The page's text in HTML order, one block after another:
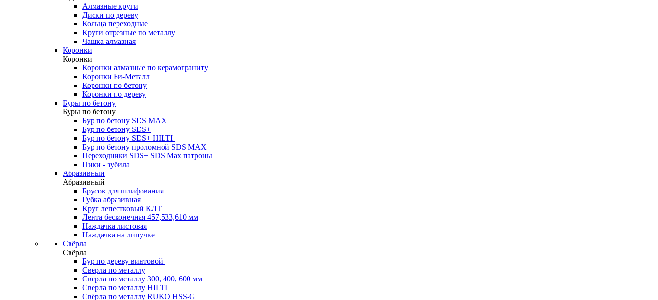
Алмазные круги
Диски по дереву
Кольца переходные
Круги отрезные по металлу
Чашка алмазная
Коронки
Коронки
Коронки алмазные по керамограниту
Коронки Би-Металл
Коронки по бетону
Коронки по дереву
Буры по бетону
Буры по бетону
Бур по бетону SDS MAX
Бур по бетону SDS+
Бур по бетону SDS+ HILTI
Бур по бетону проломной SDS MAX
Переходники SDS+ SDS Max патроны
Пики - зубила
Абразивный
Абразивный
Брусок для шлифования
Губка абразивная
Круг лепестковый КЛТ
Лента бесконечная 457,533,610 мм
Наждачка листовая
Наждачка на липучке
Свёрла
Свёрла
Бур по дереву винтовой
Сверла по металлу
Сверла по металлу 300, 400, 600 мм
Сверла по металлу HILTI
Свёрла по металлу RUKO HSS-G